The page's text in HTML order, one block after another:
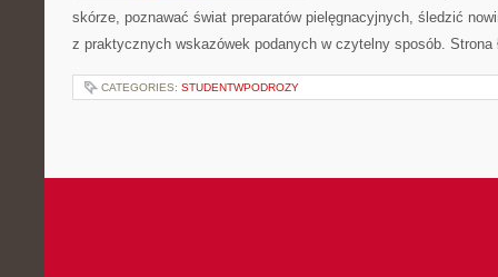
skórze, poznawać świat preparatów pielęgnacyjnych, śledzić
z praktycznych wskazówek podanych w czytelny sposób.
CATEGORIES: STUDENTWPODROZY